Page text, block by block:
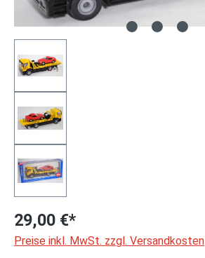
29,00 €*
Preise inkl. MwSt. zzgl. Versandkosten